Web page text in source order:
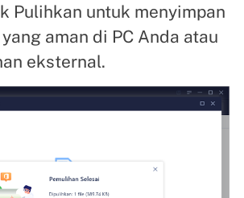
Pulihkan untuk menyimpan
aman di PC Anda atau
eksternal.